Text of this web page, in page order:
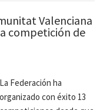
Valenciana
competición de
La Federación ha
organizado con éxito 13